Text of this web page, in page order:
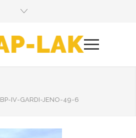
BP-IV-GARDI-JENO-49-6